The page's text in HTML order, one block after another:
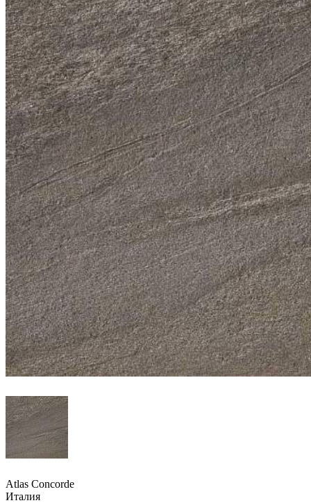
Atlas Concorde
Италия